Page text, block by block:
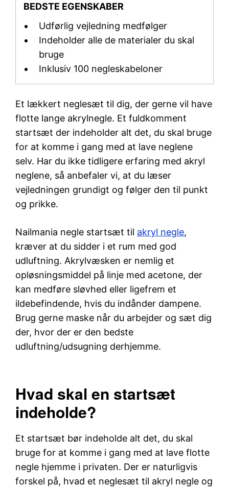
BEDSTE EGENSKABER
Udførlig vejledning medfølger
Indeholder alle de materialer du skal
bruge
Inklusiv 100 negleskabeloner
Et lækkert neglesæt til dig, der gerne vil have
flotte lange akrylnegle. Et fuldkomment
startsæt der indeholder alt det, du skal bruge
for at komme i gang med at lave neglene
selv. Har du ikke tidligere erfaring med akryl
neglene, så anbefaler vi, at du læser
vejledningen grundigt og følger den til punkt
og prikke.
Nailmania negle startsæt til akryl negle,
kræver at du sidder i et rum med god
udluftning. Akrylvæsken er nemlig et
opløsningsmiddel på linje med acetone, der
kan medføre sløvhed eller ligefrem et
ildebefindende, hvis du indånder dampene.
Brug gerne maske når du arbejder og sæt dig
der, hvor der er den bedste
udluftning/udsugning derhjemme.
Hvad skal en startsæt
indeholde?
Et startsæt bør indeholde alt det, du skal
bruge for at komme i gang med at lave flotte
negle hjemme i privaten. Der er naturligvis
forskel på, hvad et neglesæt til akryl negle og